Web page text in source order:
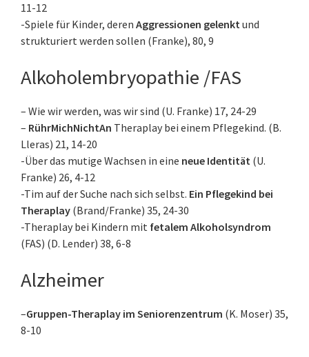
11-12
-Spiele für Kinder, deren Aggressionen gelenktund
strukturiert werden sollen (Franke), 80, 9
Alkoholembryopathie /FAS
– Wie wir werden, was wir sind (U. Franke) 17, 24-29
– RührMichNichtAn Theraplay bei einem Pflegekind. (B.
Lleras) 21, 14-20
-Über das mutige Wachsen in eine neue Identität (U.
Franke) 26, 4-12
-Tim auf der Suche nach sich selbst. Ein Pflegekind bei
Theraplay (Brand/Franke) 35, 24-30
-Theraplay bei Kindern mit fetalem Alkoholsyndrom
(FAS) (D. Lender) 38, 6-8
Alzheimer
–Gruppen-Theraplay im Seniorenzentrum (K. Moser) 35,
8-10